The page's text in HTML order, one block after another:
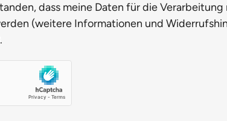
dass meine Daten für die Verarbeitung
(weitere Informationen und